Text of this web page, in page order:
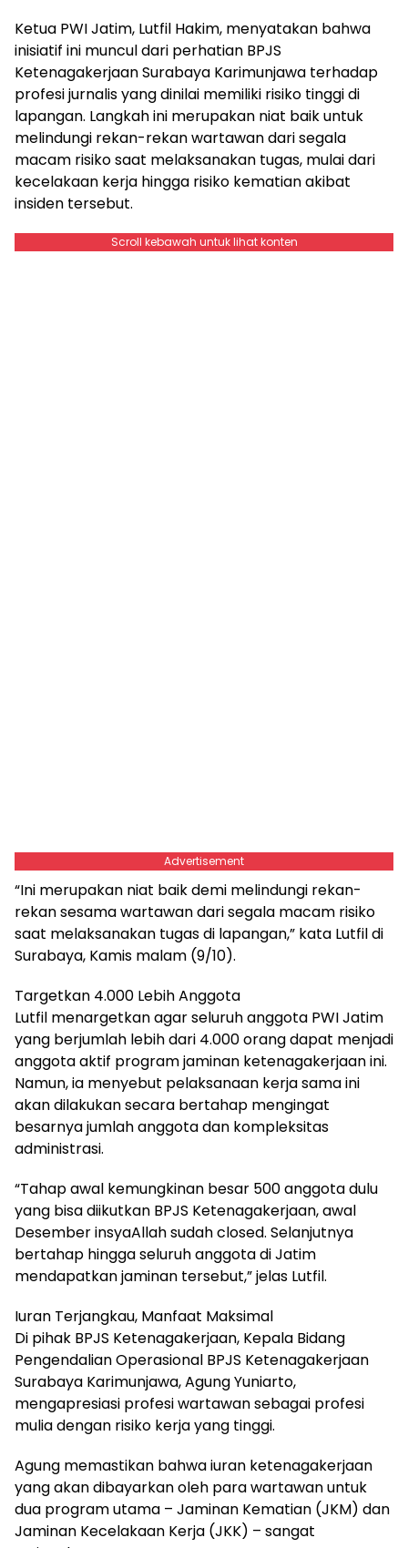
Ketua PWI Jatim, Lutfil Hakim, menyatakan bahwa
inisiatif ini muncul dari perhatian BPJS
Ketenagakerjaan Surabaya Karimunjawa terhadap
profesi jurnalis yang dinilai memiliki risiko tinggi di
lapangan. Langkah ini merupakan niat baik untuk
melindungi rekan-rekan wartawan dari segala
macam risiko saat melaksanakan tugas, mulai dari
kecelakaan kerja hingga risiko kematian akibat
insiden tersebut.
Scroll kebawah untuk lihat konten
Advertisement
“Ini merupakan niat baik demi melindungi rekan-
rekan sesama wartawan dari segala macam risiko
saat melaksanakan tugas di lapangan,” kata Lutfil di
Surabaya, Kamis malam (9/10).
Targetkan 4.000 Lebih Anggota
Lutfil menargetkan agar seluruh anggota PWI Jatim
yang berjumlah lebih dari 4.000 orang dapat menjadi
anggota aktif program jaminan ketenagakerjaan ini.
Namun, ia menyebut pelaksanaan kerja sama ini
akan dilakukan secara bertahap mengingat
besarnya jumlah anggota dan kompleksitas
administrasi.
“Tahap awal kemungkinan besar 500 anggota dulu
yang bisa diikutkan BPJS Ketenagakerjaan, awal
Desember insyaAllah sudah closed. Selanjutnya
bertahap hingga seluruh anggota di Jatim
mendapatkan jaminan tersebut,” jelas Lutfil.
Iuran Terjangkau, Manfaat Maksimal
Di pihak BPJS Ketenagakerjaan, Kepala Bidang
Pengendalian Operasional BPJS Ketenagakerjaan
Surabaya Karimunjawa, Agung Yuniarto,
mengapresiasi profesi wartawan sebagai profesi
mulia dengan risiko kerja yang tinggi.
Agung memastikan bahwa iuran ketenagakerjaan
yang akan dibayarkan oleh para wartawan untuk
dua program utama – Jaminan Kematian (JKM) dan
Jaminan Kecelakaan Kerja (JKK) – sangat